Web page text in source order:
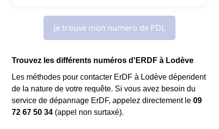
Trouvez les différents numéros d'ERDF à Lodève
Les méthodes pour contacter ErDF à Lodève dépendent
de la nature de votre requête. Si vous avez besoin du
service de dépannage ErDF, appelez directement le 09
72 67 50 34 (appel non surtaxé).